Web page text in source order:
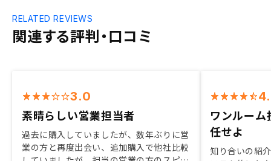
関連する評判・口コミ
RELATED REVIEWS
3.0
素晴らしい営業担当者
過去に購入していましたが、数年ぶりに営
業の方と再度出会い、追加購入で他社比較
ワンルー
任せよ
知り合いの紹